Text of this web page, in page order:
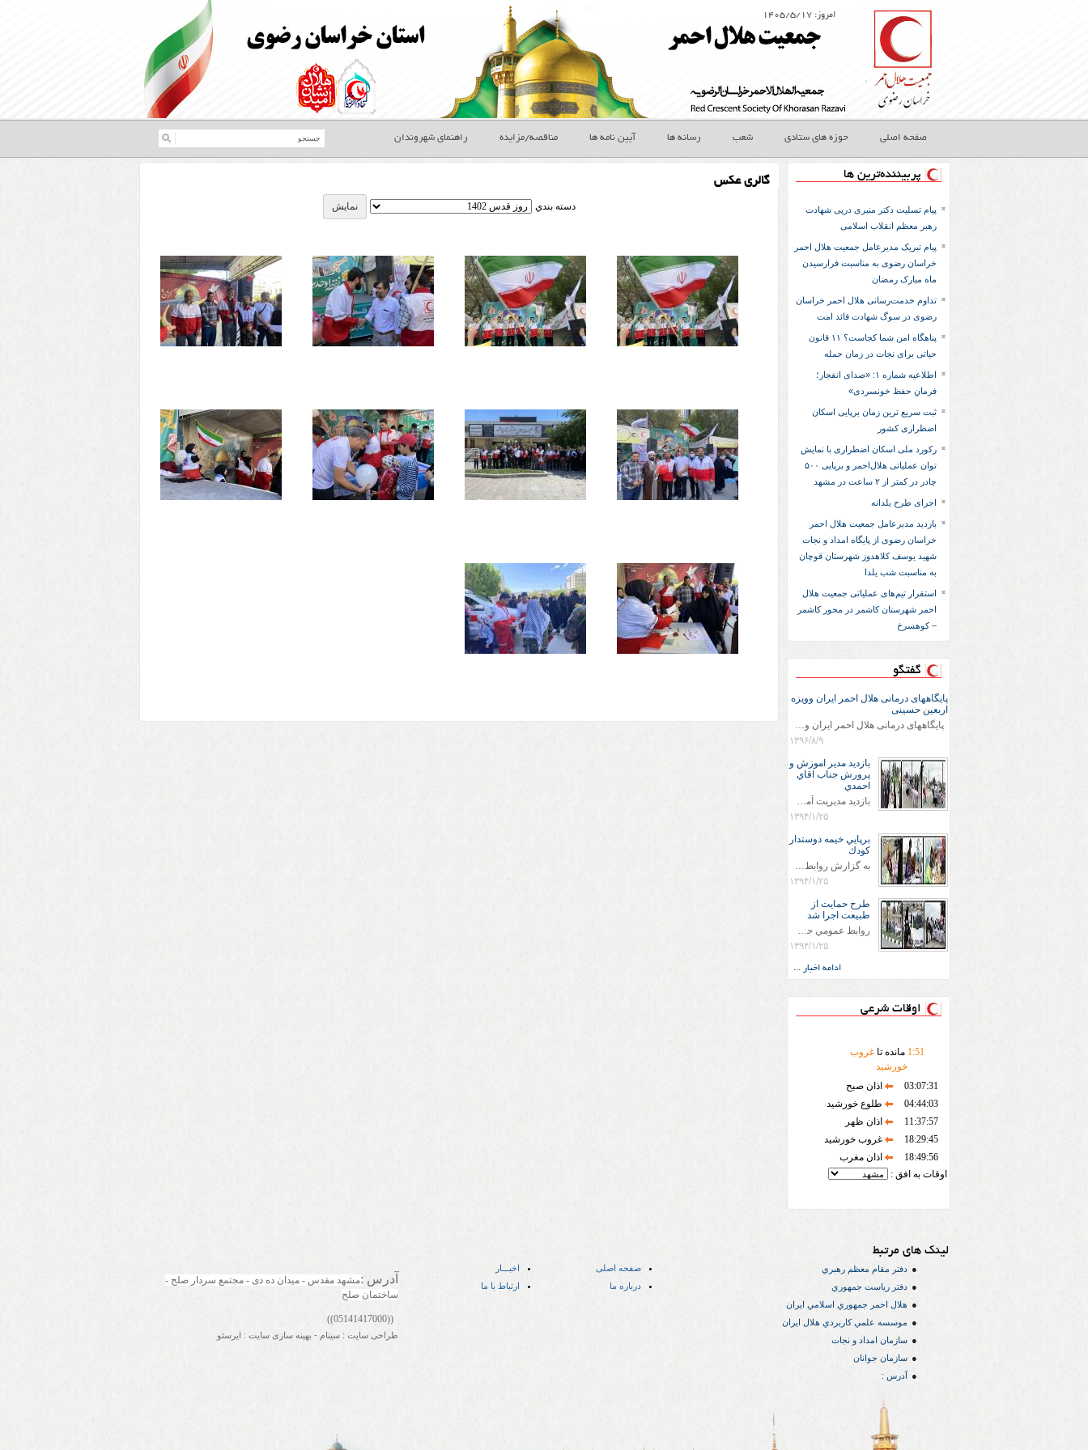
امروز: ۱۴۰۵/۵/۱۷
صفحه اصلی حوزه های ستادی شعب رسانه ها آیین نامه ها مناقصه/مزایده راهنمای شهروندان
پربیننده‌ترین ها
پیام تسلیت دکتر منیری درپی شهادت
رهبر معظم انقلاب اسلامی
پیام تبریک مدیرعامل جمعیت هلال احمر
خراسان رضوی به مناسبت فرارسیدن
ماه مبارک رمضان
تداوم خدمت‌رسانی هلال احمر خراسان
رضوی در سوگ شهادت قائد امت
پناهگاه امن شما کجاست؟ ۱۱ قانون
حیاتی برای نجات در زمان حمله
اطلاعیه شماره ۱: «صدای انفجار؛
فرمانِ حفظ خونسردی»
ثبت سریع‌ ترین زمان برپایی اسکان
اضطراری کشور
رکورد ملی اسکان اضطراری با نمایش
توان عملیاتی هلال‌احمر و برپایی ۵۰۰
چادر در کمتر از ۲ ساعت در مشهد
اجرای طرح یلدانه
بازدید مدیرعامل جمعیت هلال احمر
خراسان رضوی از پایگاه امداد و نجات
شهید یوسف کلاهدوز شهرستان قوچان
به مناسبت شب یلدا
استقرار تیم‌های عملیاتی جمعیت هلال
احمر شهرستان کاشمر در محور کاشمر
– کوهسرخ
گفتگو
پایگاههای درمانی هلال احمر ایران وویزه
اربعین حسینی
پایگاههای درمانی هلال احمر ایران وویزه اربعین حسینی
۱۳۹۶/۸/۹
بازديد مدير اموزش و
پرورش جناب اقاي
احمدي
بازديد مديريت آموزش و پروش جناب اقاي احمدي به همراه اعضاي ستاد اسكان آموزش و پروش شهرستان سرخس در ساعت 11:30 در مورخه 11/1/1394 صورت گرفت و مسئولین با حضور در پست مسافرين نوروزی كه جمعیت هلال احمر شهرستان از نزدیک در جریان روند اجرای طرح های قرار گرفتند .
۱۳۹۴/۱/۲۵
برپايي خيمه دوستدار
كودك
به گزارش روابط عمومي جمعيت هلال احمر شهرستان سرخس علاوه بر اجرای خدمات امدادی، راهنمایی های گردشگری و موقعیت های جغرافیایی و برپایی چادرهای سلامت به منظور سنجش رایگان فشار و قندخون مسافران، ، خيمه هايي.با عنوان دوستدار کودک تجهیزشده که دراین فضا کودکان مراجعه کننده از طریق نقاشی و سایر هنرهای تجسمی با مفاهیم جمعیت هلال احمر و اصول هفتگانه آن آشنا می شوند. به دليل حضور چشم گير كودكان و خانواده ها سعی شده در قالب های متناسب با سنین کودکان مراجعه کنند
۱۳۹۴/۱/۲۵
طرح حمايت از
طبيعت اجرا شد
روابط عمومي جمعيت هلال احمر سرخس جمعيت هلال احمر سرخس در روز طبيعت جوانان جمعيت هلال احمر سرخس در راستاي حفاظت و حمايت از محيط زيست با انگيزه داشتن طبيعت زيبا و بدون زباله و جهت فرهنگ سازي طرح حمايت از طبيعت را اجرا نمودند. اين طرح با رويكرد حمايتي و اموزشي در خصوص اشتي باطبيعت اجرا شد و در اين طرح 700 عدد كيسه زباله وبروشور در خروجي هاي شهر بين همشهريان و مسافرين نوروزي توزيع گرديد و در راه بازگشت كيسه هاي زباله توسط همشهريان به مامورين محترم شهرداري مستقر در ورودي شهر
۱۳۹۴/۱/۲۵
ادامه اخبار ...
اوقات شرعی
1:51 مانده تاغروب
خورشید
03:07:31
اذان صبح
04:44:03
طلوع خورشید
11:37:57
اذان ظهر
18:29:45
غروب خورشید
18:49:56
اذان مغرب
اوقات به افق :
گالری عکس
دسته بندي
لینک های مرتبط
دفتر مقام معظم رهبري
دفتر رياست جمهوري
هلال احمر جمهوري اسلامي ايران
موسسه علمي كاربردي هلال ایران
سازمان امداد و نجات
سازمان جوانان
آدرس :
صفحه اصلی
اخبـــار
درباره ما
ارتباط با ما آدرس :
ساختمان صلح
((05141417000))
طراحی سایت : سینام - بهینه سازی سایت : ایرسئو